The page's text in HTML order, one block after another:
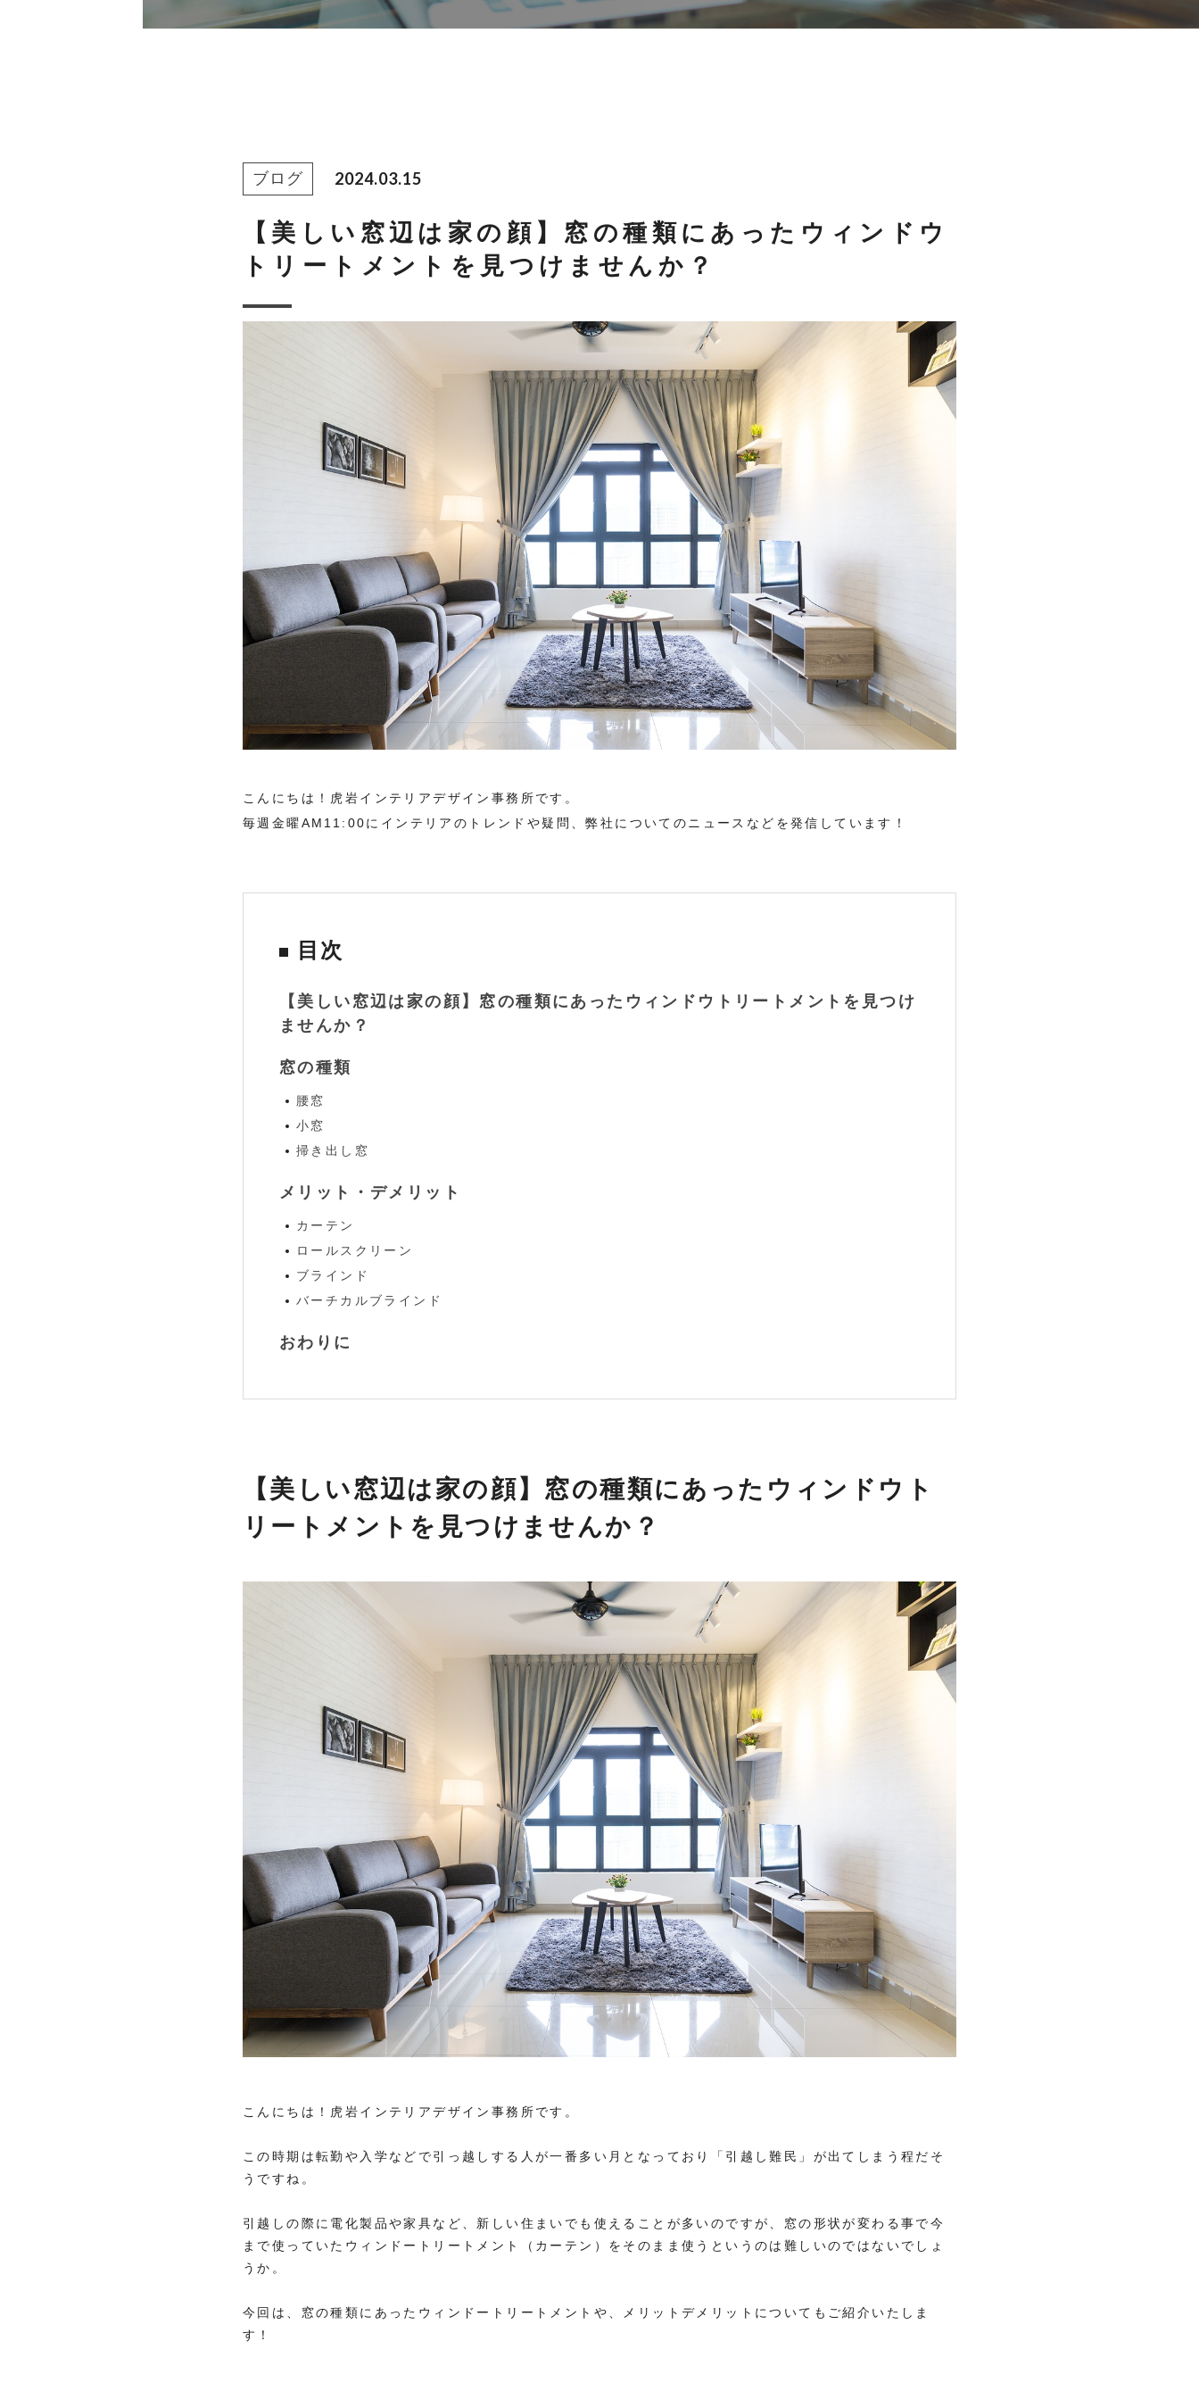
ブログ 2024.03.15
【美しい窓辺は家の顔】窓の種類にあったウィンドウ
トリートメントを見つけませんか？
こんにちは！虎岩インテリアデザイン事務所です。
毎週金曜AM11:00にインテリアのトレンドや疑問、弊社についてのニュースなどを発信しています！
目次
【美しい窓辺は家の顔】窓の種類にあったウィンドウトリートメントを見つけ
ませんか？
窓の種類
腰窓
小窓
掃き出し窓
メリット・デメリット
カーテン
ロールスクリーン
ブラインド
バーチカルブラインド
おわりに
【美しい窓辺は家の顔】窓の種類にあったウィンドウト
リートメントを見つけませんか？
こんにちは！虎岩インテリアデザイン事務所です。
この時期は転勤や入学などで引っ越しする人が一番多い月となっており「引越し難民」が出てしまう程だそ
うですね。
引越しの際に電化製品や家具など、新しい住まいでも使えることが多いのですが、窓の形状が変わる事で今
まで使っていたウィンドートリートメント（カーテン）をそのまま使うというのは難しいのではないでしょ
うか。
今回は、窓の種類にあったウィンドートリートメントや、メリットデメリットについてもご紹介いたしま
す！